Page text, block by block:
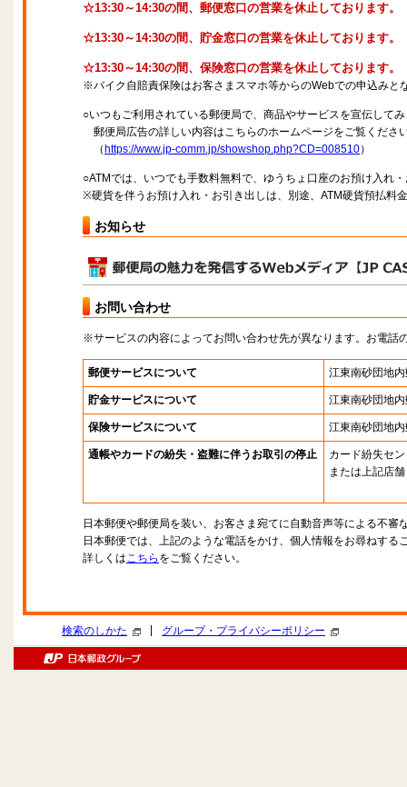
☆13:30～14:30の間、郵便窓口の営業を休止しております。
☆13:30～14:30の間、貯金窓口の営業を休止しております。
☆13:30～14:30の間、保険窓口の営業を休止しております。
※バイク自賠責保険はお客さまスマホ等からのWebでの申込みと
○いつもご利用されている郵便局で、商品やサービスを宣伝して
郵便局広告の詳しい内容はこちらのホームページをご覧くださ
（ https://www.jp-comm.jp/showshop.php?CD=008510）
○ATMでは、いつでも手数料無料で、ゆうちょ口座のお預け入れ
※硬貨を伴うお預け入れ・お引き出しは、別途、ATM硬貨預払料
お知らせ
お問い合わせ
※サービスの内容によってお問い合わせ先が異なります。お電話
郵便サービスについて 江東南砂団地
貯金サービスについて 江東南砂団地
保険サービスについて 江東南砂団地
通帳やカードの紛失・盗難に伴うお取引の停止
カード紛失セ
または上記店舗
日本郵便や郵便局を装い、お客さま宛てに自動音声等による不審
日本郵便では、上記のような電話をかけ、個人情報をお尋ねする
詳しくはこちら をご覧ください。
検索のしかた グループ・プライバシーポリシー